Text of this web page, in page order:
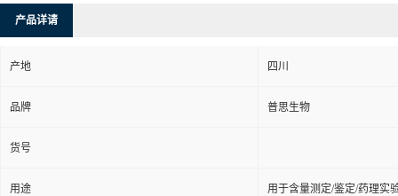
产品详请
产地 四川
品牌 普思生物
货号
用途 用于含量测定/鉴定/药理实